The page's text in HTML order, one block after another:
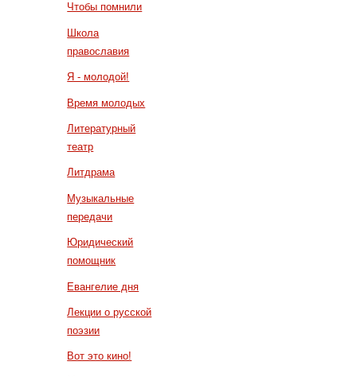
Чтобы помнили
Школа
православия
Я - молодой!
Время молодых
Литературный
театр
Литдрама
Музыкальные
передачи
Юридический
помощник
Евангелие дня
Лекции о русской
поэзии
Вот это кино!